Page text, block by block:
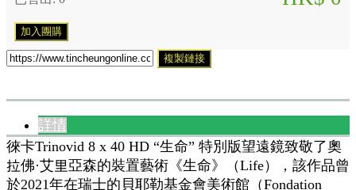
加入團購
複製鏈接
詳情
徠卡Trinovid 8 x 40 HD “生命” 特別版望遠鏡致敬了奧
拉佛·艾里亞森的裝置藝術《生命》（Life），該作品曾
於2021年在瑞士的貝耶勒基金會美術館（Fondation